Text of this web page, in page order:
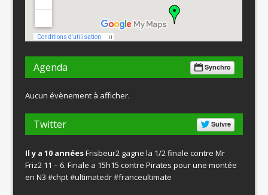
Agenda Synchro
Aucun évènement à afficher.
Twitter Suivre
Il y a 10 annéesFrisbeur2 gagne la 1/2 finale contre Mr
Friz2 11 – 6. Finale a 15h15 contre Pirates pour une montée
en N3#chpt#ultimatedr#franceultimate